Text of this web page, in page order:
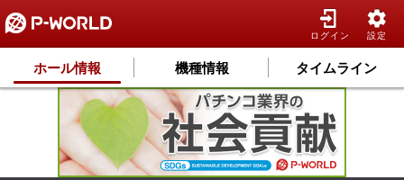
ログイン 設定
ホール情報 機種情報 タイムライン